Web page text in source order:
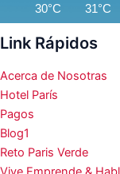
30°C 31°C
Link Rápidos
Acerca de Nosotras
Hotel París
Pagos
Blog1
Reto Paris Verde